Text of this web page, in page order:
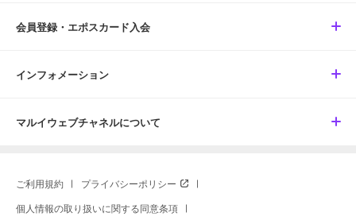
会員登録・エポスカード入会
インフォメーション
マルイウェブチャネルについて
ご利用規約 プライバシーポリシー
個人情報の取り扱いに関する同意条項